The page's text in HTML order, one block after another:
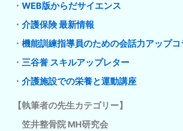
・WEB版からだサイエンス
・介護保険 最新情報
・機能訓練指導員のための会話力アップコ
・三谷誉 スキルアップレター
・介護施設での栄養と運動講座
【執筆者の先生カテゴリー】
笠井整骨院 MH研究会